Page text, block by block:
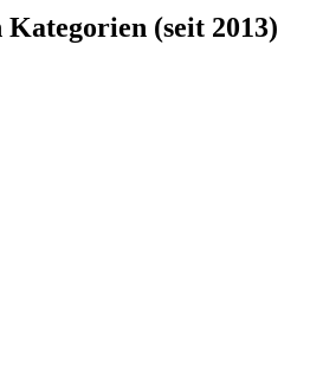
(seit 2013)